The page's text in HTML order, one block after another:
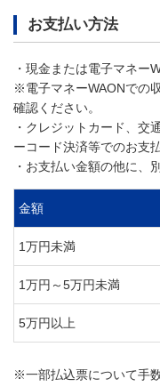
お支払い方法
・現金または電子マネー
※電子マネーWAONでの
確認ください。
・クレジットカード、交
ーコード決済等でのお支
・お支払い金額の他に、
金額
1万円未満
1万円～5万円未満
5万円以上
※一部払込票について手